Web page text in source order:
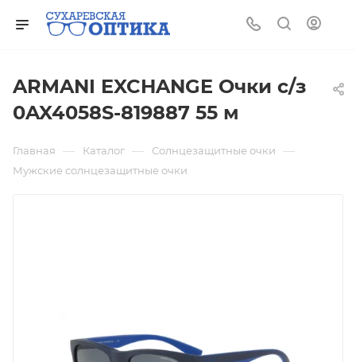
ARMANI EXCHANGE Очки с/з
0AX4058S-819887 55 м
Главная — Каталог — Солнцезащитные очки —
Мужские солнцезащитные очки